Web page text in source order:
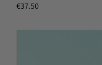
€37.50